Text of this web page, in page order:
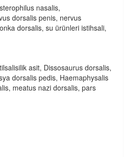
nasalis,
dorsalis penis, nervus
dorsalis, su ürünleri istihsali,
asit, Dissosaurus dorsalis,
dorsalis pedis, Haemaphysalis
meatus nazi dorsalis, pars